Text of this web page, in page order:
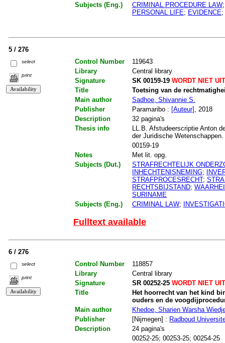
Subjects (Eng.)
CRIMINAL PROCEDURE LAW
PERSONAL LIFE; EVIDENCE;
5 / 276
select
print
Control Number
119643
Library
Central library
Signature
SK 00159-19WORDT NIET
Title
Toetsing van de
Main author
Sadhoe, Shivannie S.
Publisher
Paramaribo : [Auteur]
, 2018
Description
32 pagina's
Thesis info
LL.B. Afstudeerscriptie Anton
der Juridische
00159-19
Notes
Met lit. opg.
Subjects (Dut.)
STRAFRECHTELIJK
INHECHTENISNEMING;
STRAFPROCESRECHT;
RECHTSBIJSTAND;
SURINAME
Subjects (Eng.)
CRIMINAL LAW;
Fulltext available
6 / 276
select
print
Control Number
118857
Library
Central library
Signature
SR 00252-25WORDT NIET
Title
Het hoorrecht van het kind
ouders en de
Main author
Khedoe, Sharien Warsha
Publisher
[Nijmegen] : Radboud
Description
24 pagina's
00252-25; 00253-25; 00254-25